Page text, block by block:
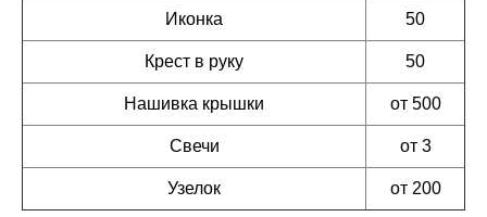
Иконка 50
Крест в руку 50
Нашивка крышки от 500
Свечи от 3
Узелок от 200